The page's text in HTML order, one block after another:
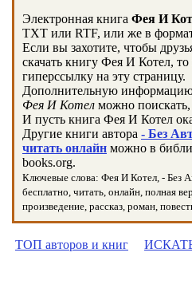
Электронная книга Фея И
TXT или RTF, или же в
Если вы захотите, чтобы
скачать книгу Фея И Котел,
гиперссылку на эту страницу.
Дополнительную
Фея И Котел можно
И пусть книга Фея И Котел
Другие книги автора - Без
читать онлайн можно в
books.org.
Ключевые слова: Фея И Котел, - Без
бесплатно, читать, онлайн, полная
произведение, рассказ, роман,
ТОП авторов и книг